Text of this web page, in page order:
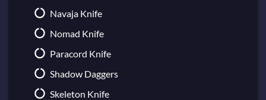
Navaja Knife
Nomad Knife
Paracord Knife
Shadow Daggers
Skeleton Knife